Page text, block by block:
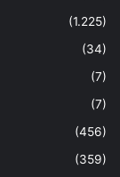
(1.225)
(34)
(7)
(7)
(456)
(359)